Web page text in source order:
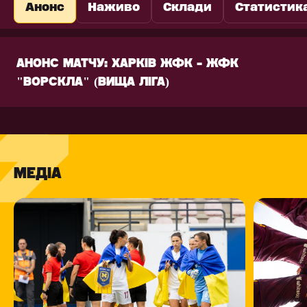
Анонс Наживо Склади
АНОНС МАТЧУ: ХАРКІВ ЖФК - ЖФК
"ВОРСКЛА" (ВИЩА ЛІГА)
МЕДІА